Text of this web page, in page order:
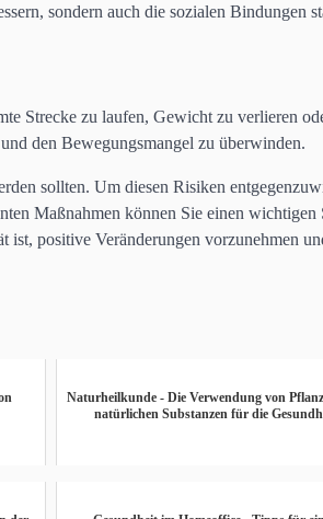
sondern auch die sozialen Bindungen
Strecke zu laufen, Gewicht zu verlieren
den Bewegungsmangel zu überwinden.
sollten. Um diesen Risiken
Maßnahmen können Sie einen wichtigen
ist, positive Veränderungen vorzunehmen
Naturheilkunde - Die Verwendung von
natürlichen Substanzen für die